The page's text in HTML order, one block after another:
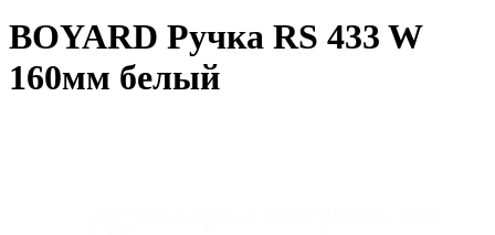
BOYARD Ручка RS 433 W
160мм белый